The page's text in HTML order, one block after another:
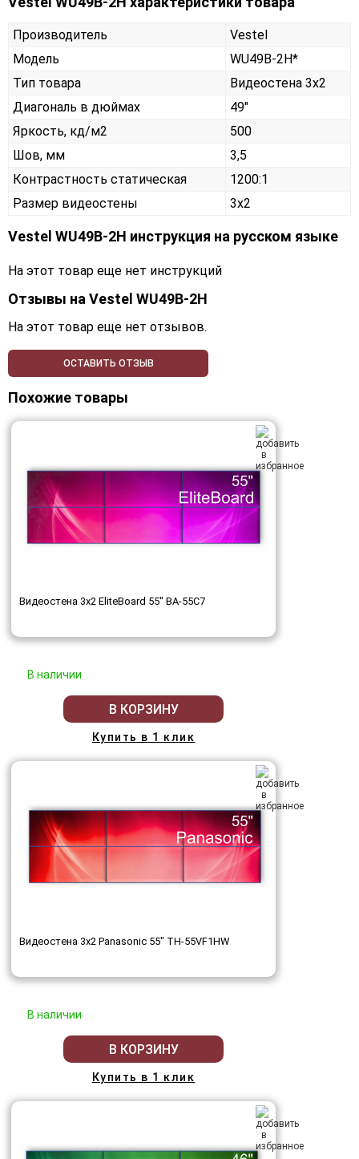
Производитель
Vestel
Модель
WU49B-2H*
Тип товара
Видеостена 3х2
Диагональ в дюймах
49"
Яркость, кд/м2
500
Шов, мм
3,5
Контрастность статическая
1200:1
Размер видеостены
3x2
Vestel WU49B-2H инструкция на русском языке
На этот товар еще нет инструкций
Отзывы наVestel WU49B-2H
На этот товар еще нет отзывов.
ОСТАВИТЬ ОТЗЫВ
Похожие товары
Видеостена 3x2 EliteBoard 55" BA-55C7
В наличии
В КОРЗИНУ
Купить в 1 клик
Видеостена 3x2 Panasonic 55" TH-55VF1HW
В наличии
В КОРЗИНУ
Купить в 1 клик